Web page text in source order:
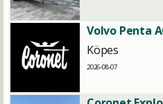
Volvo Penta
Köpes
2026-08-07